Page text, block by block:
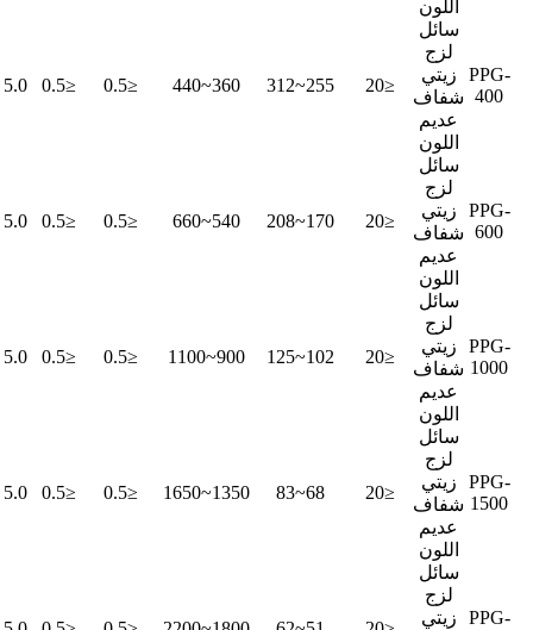
اللون
PPG-
400
سائل
لزج
زيتي
شفاف
عديم
اللون
≤20
255~312
360~440
≤0.5
≤0.5
5.0 ~ 7.0
PPG-
600
سائل
لزج
زيتي
شفاف
عديم
اللون
≤20
170~208
540~660
≤0.5
≤0.5
5.0 ~ 7.0
PPG-
1000
سائل
لزج
زيتي
شفاف
عديم
اللون
≤20
102~125
900~1100
≤0.5
≤0.5
5.0 ~ 7.0
PPG-
1500
سائل
لزج
زيتي
شفاف
عديم
اللون
≤20
68~83
1350~1650
≤0.5
≤0.5
5.0 ~ 7.0
PPG-
سائل
لزج
زيتي